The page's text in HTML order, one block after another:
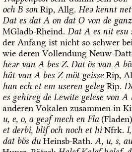
och B son Rip, Allg. Heəkenntnet
Dates datA on datOvon de
MGladb-Rheind. DatA es nitesu
der Anfang ist nicht so schwer
wie deren Vollendung Neuw-
heərvan A bes Z. Datös van A
hätvan A bes Zmötgeisse Rip,
han ech etem useren gelegRip.
es gehiregde Lewite gelese von A
anderen Vokalen zusammen in
u, e, o, ageəfmech en Fla
etderbi, blifoch noch ethiNfrk. I,
datbös du Heinsb-Rath. A, u, s,